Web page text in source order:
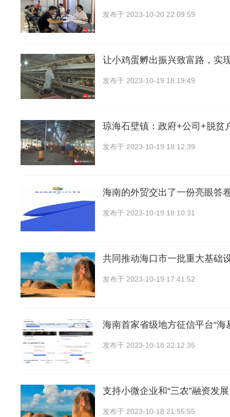
发布于 2023-10-20 22:09:59
让小鸡蛋孵出振兴致富路，实
发布于 2023-10-19 18:19:49
琼海石壁镇：政府+公司+脱贫
发布于 2023-10-19 18:12:39
海南的外贸交出了一份亮眼答
发布于 2023-10-19 18:10:31
共同推动海口市一批重大基础
发布于 2023-10-19 17:41:52
海南首家省级地方征信平台“海
发布于 2023-10-18 22:12:35
支持小微企业和“三农”融资发
发布于 2023-10-18 21:55:55